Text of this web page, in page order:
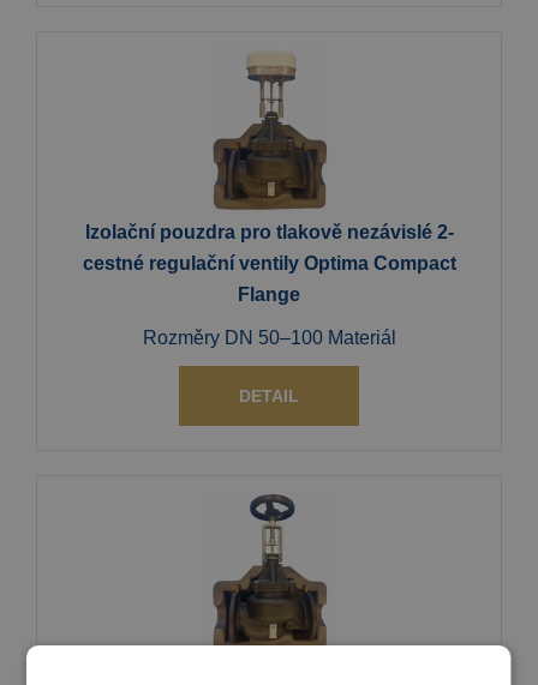
Izolační pouzdra pro tlakově nezávislé 2-
cestné regulační ventily Optima Compact
Flange
Rozměry DN 50–100 Materiál
DETAIL